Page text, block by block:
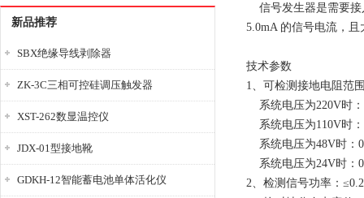
新品推荐
SBX绝缘导线剥除器
ZK-3C三相可控硅调压触发器
XST-262数显温控仪
JDX-01型接地靴
GDKH-12智能蓄电池单体活化仪
信号发生器是需要接
5.0mA 的信号电流，
技术参数
1、可检测接地电阻
系统电压为220V时
系统电压为110V时
系统电压为48V时：
系统电压为24V时：
2、检测信号功率：